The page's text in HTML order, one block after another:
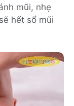
mũi, nhẹ
hết sổ mũi